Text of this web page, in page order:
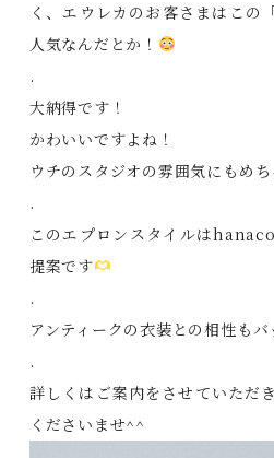
く、エウレカのお客さまはこの
人気なんだとか！
.
大納得です！
かわいいですよね！
ウチのスタジオの雰囲気にもめ
.
このエプロンスタイルは
提案です
.
アンティークの衣装との相性もバ
.
詳しくはご案内をさせていただ
くださいませ^^